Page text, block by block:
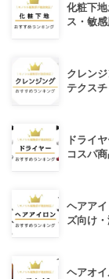
化粧下
ス・敏
クレン
テクス
ドライ
コスパ商
ヘアア
ズ向け
ヘアオ